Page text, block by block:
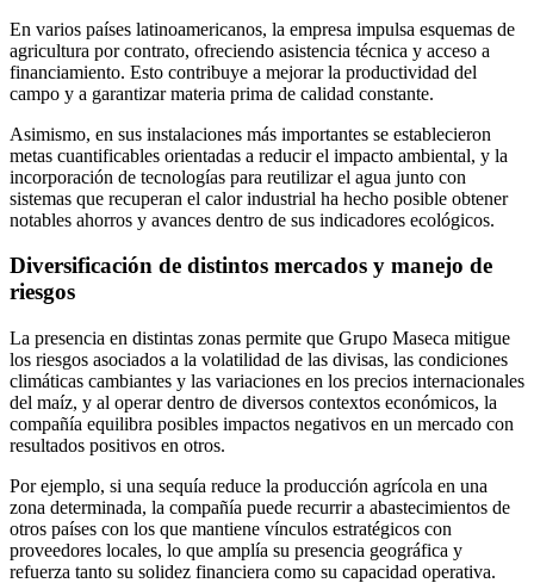
En varios países latinoamericanos, la empresa impulsa esquemas de
agricultura por contrato, ofreciendo asistencia técnica y acceso a
financiamiento. Esto contribuye a mejorar la productividad del
campo y a garantizar materia prima de calidad constante.
Asimismo, en sus instalaciones más importantes se establecieron
metas cuantificables orientadas a reducir el impacto ambiental, y la
incorporación de tecnologías para reutilizar el agua junto con
sistemas que recuperan el calor industrial ha hecho posible obtener
notables ahorros y avances dentro de sus indicadores ecológicos.
Diversificación de distintos mercados y manejo de
riesgos
La presencia en distintas zonas permite que Grupo Maseca mitigue
los riesgos asociados a la volatilidad de las divisas, las condiciones
climáticas cambiantes y las variaciones en los precios internacionales
del maíz, y al operar dentro de diversos contextos económicos, la
compañía equilibra posibles impactos negativos en un mercado con
resultados positivos en otros.
Por ejemplo, si una sequía reduce la producción agrícola en una
zona determinada, la compañía puede recurrir a abastecimientos de
otros países con los que mantiene vínculos estratégicos con
proveedores locales, lo que amplía su presencia geográfica y
refuerza tanto su solidez financiera como su capacidad operativa.